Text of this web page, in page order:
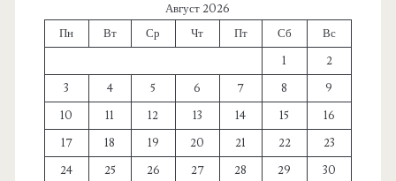
Август 2026
Пн
Вт Ср Чт Пт Сб
Вс
1
2
3
4 5 6 7 8
9
10
11 12 13 14 15
16
17
18 19 20 21 22
23
24
25 26 27 28 29
30